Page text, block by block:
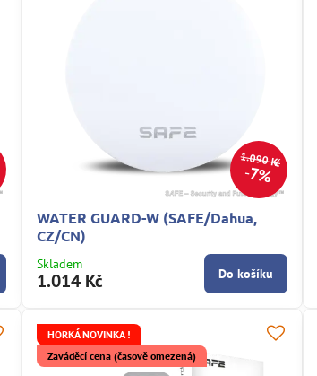
1.090 Kč
7%
WATER GUARD-W (SAFE/Dahua,
CZ/CN)
Skladem
1.014 Kč Do košíku
HORKÁ NOVINKA !
Zaváděcí cena (časově omezená)